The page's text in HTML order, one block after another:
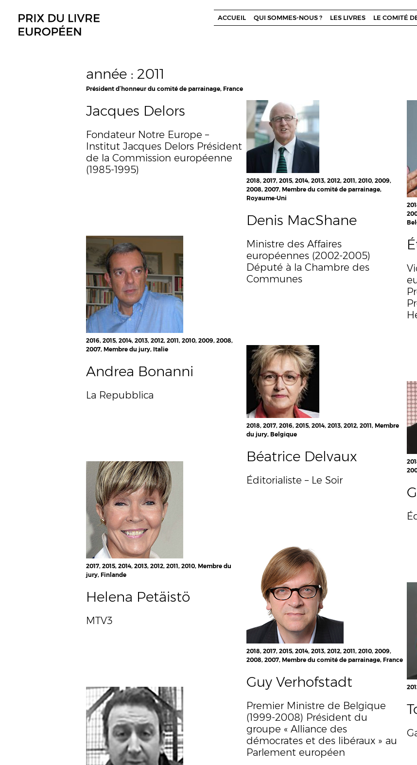
contenu
ACCUEIL QUI SOMMES-NOUS ? LES LIVRES LE COMITÉ
année : 2011
Président d’honneur du comité de parrainage, France
Jacques Delors
Fondateur Notre Europe –
Institut Jacques Delors Président
de la Commission européenne
(1985-1995)
2018, 2017, 2015, 2014, 2013, 2012, 2011, 2010, 2009,
2008, 2007, Membre du comité de parrainage,
Royaume-Uni
Denis MacShane
Ministre des Affaires
européennes (2002-2005)
Député à la Chambre des
Communes
2016, 2015, 2014, 2013, 2012, 2011, 2010, 2009, 2008,
2007, Membre du jury, Italie
Andrea Bonanni
La Repubblica
2018, 2017, 2016, 2015, 2014, 2013, 2012, 2011, Membre
du jury, Belgique
Béatrice Delvaux
Éditorialiste – Le Soir
2017, 2015, 2014, 2013, 2012, 2011, 2010, Membre du
jury, Finlande
Helena Petäistö
MTV3
2018, 2017, 2015, 2014, 2013, 2012, 2011, 2010, 2009,
2008, 2007, Membre du comité de parrainage, France
Guy Verhofstadt
Premier Ministre de Belgique
(1999-2008) Président du
groupe « Alliance des
démocrates et des libéraux » au
Parlement européen